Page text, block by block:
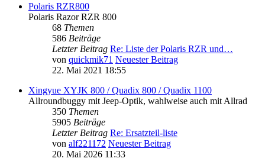
Polaris RZR800
Polaris Razor RZR 800
68 Themen
586 Beiträge
Letzter Beitrag Re: Liste der Polaris RZR und…
von quickmik71 Neuester Beitrag
22. Mai 2021 18:55
Xingyue XYJK 800 / Quadix 800 / Quadix 1100
Allroundbuggy mit Jeep-Optik, wahlweise auch mit Allrad
350 Themen
5905 Beiträge
Letzter Beitrag Re: Ersatzteil-liste
von alf221172 Neuester Beitrag
20. Mai 2026 11:33